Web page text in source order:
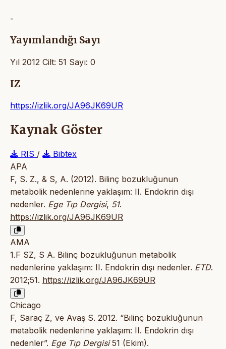
-
Yayımlandığı Sayı
Yıl 2012 Cilt: 51 Sayı: 0
IZ
https://izlik.org/JA96JK69UR
Kaynak Göster
RIS /
Bibtex
APA
F, S. Z., & S, A. (2012). Bilinç bozukluğunun
metabolik nedenlerine yaklaşım: II. Endokrin dışı
nedenler. Ege Tıp Dergisi, 51.
https://izlik.org/JA96JK69UR
AMA
1.F SZ, S A. Bilinç bozukluğunun metabolik
nedenlerine yaklaşım: II. Endokrin dışı nedenler. ETD.
2012;51. https://izlik.org/JA96JK69UR
Chicago
F, Saraç Z, ve Avaş S. 2012. “Bilinç bozukluğunun
metabolik nedenlerine yaklaşım: II. Endokrin dışı
nedenler”. Ege Tıp Dergisi51 (Ekim).